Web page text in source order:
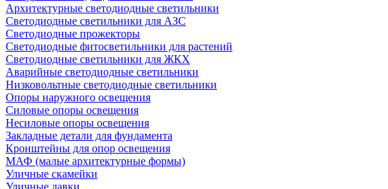
Архитектурные светодиодные светильники
Светодиодные светильники для АЗС
Светодиодные прожекторы
Светодиодные фитосветильники для растений
Светодиодные светильники для ЖКХ
Аварийные светодиодные светильники
Низковольтные светодиодные светильники
Опоры наружного освещения
Силовые опоры освещения
Несиловые опоры освещения
Закладные детали для фундамента
Кронштейны для опор освещения
МАФ (малые архитектурные формы)
Уличные скамейки
Уличные лавки